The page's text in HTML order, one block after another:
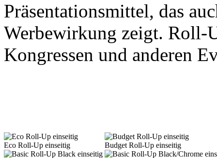
Präsentationsmittel, das
Werbewirkung zeigt. Roll-
Kongressen und anderen
Eco Roll-Up einseitig Budget Roll-Up einseitig